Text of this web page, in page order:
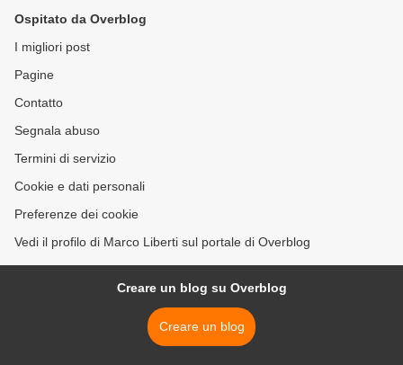
Ospitato da Overblog
I migliori post
Pagine
Contatto
Segnala abuso
Termini di servizio
Cookie e dati personali
Preferenze dei cookie
Vedi il profilo di Marco Liberti sul portale di Overblog
Creare un blog su Overblog
Creare un blog